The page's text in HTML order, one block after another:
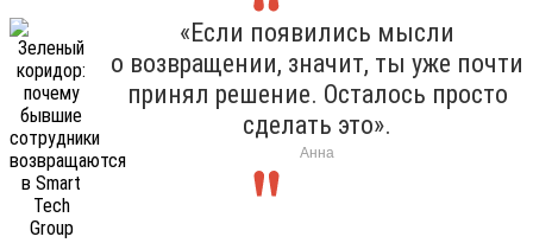
«Если появились мысли
о возвращении, значит, ты уже почти
принял решение. Осталось просто
сделать это».
Анна